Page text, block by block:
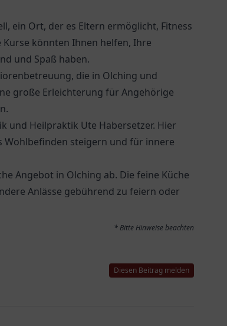
ein Ort, der es Eltern ermöglicht, Fitness
könnten Ihnen helfen, Ihre
und Spaß haben.
die in Olching und
große Erleichterung für Angehörige
und Heilpraktik Ute Habersetzer. Hier
Wohlbefinden steigern und für innere
Angebot in Olching ab. Die feine Küche
Anlässe gebührend zu feiern oder
* Bitte Hinweise beachten
Diesen Beitrag melden